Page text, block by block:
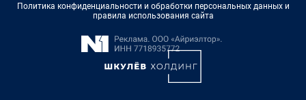
Политика конфиденциальности и обработки персональных данных и
правила использования сайта